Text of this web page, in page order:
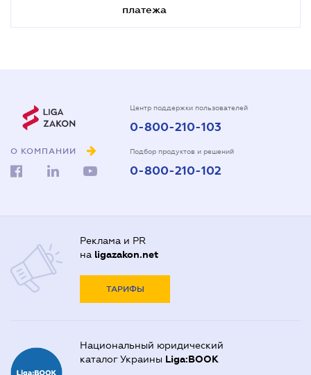
платежа
О КОМПАНИИ
Центр поддержки пользователей
0-800-210-103
Подбор продуктов и решений
0-800-210-102
Реклама и PR
на ligazakon.net
ТАРИФЫ
Национальный юридический
каталог Украины Liga:BOOK